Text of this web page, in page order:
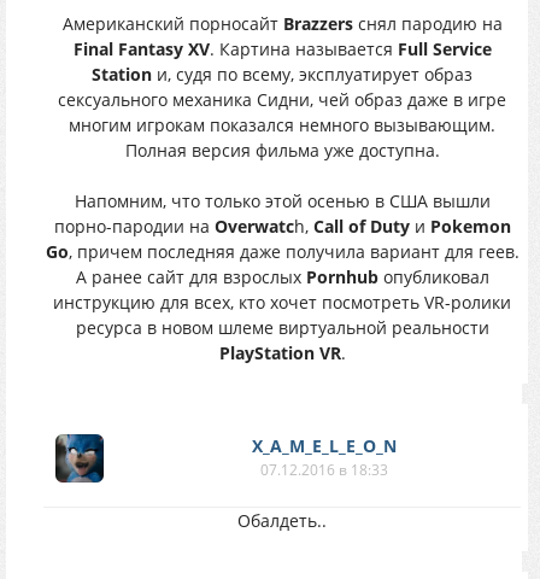
Американский порносайт Brazzersснял пародию на
Final Fantasy XV. Картина называется Full Service
Station и, судя по всему, эксплуатирует образ
сексуального механика Сидни, чей образ даже в игре
многим игрокам показался немного вызывающим.
Полная версия фильма уже доступна.
Напомним, что только этой осенью в США вышли
порно-пародии на Overwatch, Call of Dutyи Pokemon
Go, причем последняя даже получила вариант для геев.
А ранее сайт для взрослых Pornhubопубликовал
инструкцию для всех, кто хочет посмотреть VR-ролики
ресурса в новом шлеме виртуальной реальности
PlayStation VR.
X_A_M_E_L_E_O_N
07.12.2016 в 18:33
Обалдеть..